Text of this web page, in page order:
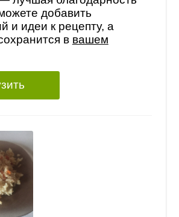
добавить
и идеи к рецепту, а
в вашем